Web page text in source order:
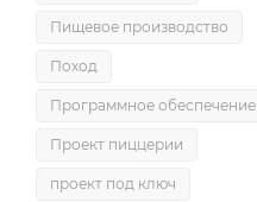
Пищевое производство
Поход
Программное обеспечение
Проект пиццерии
проект под ключ